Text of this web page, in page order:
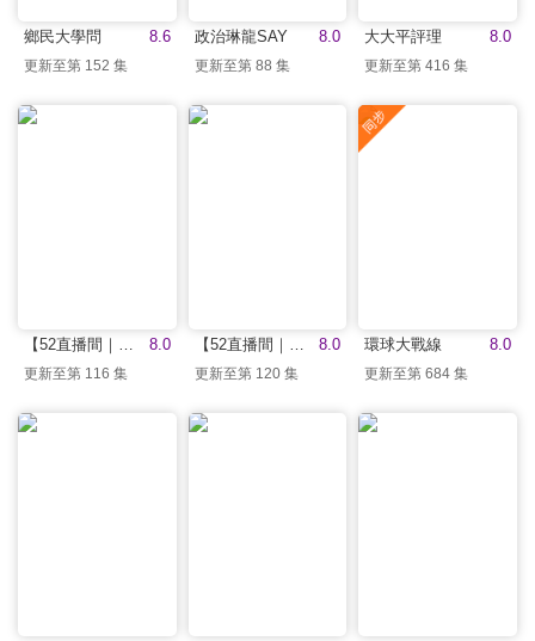
8.6
鄉民大學問
更新至第 152 集
8.0
政治琳龍SAY
更新至第 88 集
8.0
大大平評理
更新至第 416 集
8.0
更新至第 116 集
8.0
更新至第 120 集
8.0
環球大戰線
更新至第 684 集